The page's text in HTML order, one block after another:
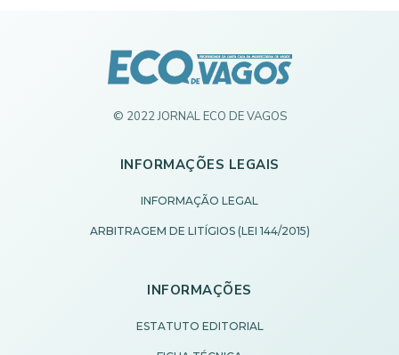
© 2022 JORNAL ECO DE VAGOS
INFORMAÇÕES LEGAIS
INFORMAÇÃO LEGAL
ARBITRAGEM DE LITÍGIOS (LEI 144/2015)
INFORMAÇÕES
ESTATUTO EDITORIAL